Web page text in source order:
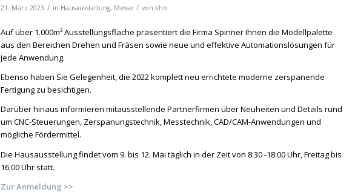
21. März 2023 / in Hausausstellung, Messe / von kho
Auf über 1.000m² Ausstellungsfläche präsentiert die Firma Spinner Ihnen die Modellpalette
aus den Bereichen Drehen und Fräsen sowie neue und effektive Automationslösungen für
jede Anwendung.
Ebenso haben Sie Gelegenheit, die 2022 komplett neu errichtete moderne zerspanende
Fertigung zu besichtigen.
Darüber hinaus informieren mitausstellende Partnerfirmen über Neuheiten und Details rund
um CNC-Steuerungen, Zerspanungstechnik, Messtechnik, CAD/CAM-Anwendungen und
mögliche Fördermittel.
Die Hausausstellung findet vom 9. bis 12. Mai täglich in der Zeit von 8:30 -18:00 Uhr, Freitag bis
16:00 Uhr statt.
Zur Anmeldung >>